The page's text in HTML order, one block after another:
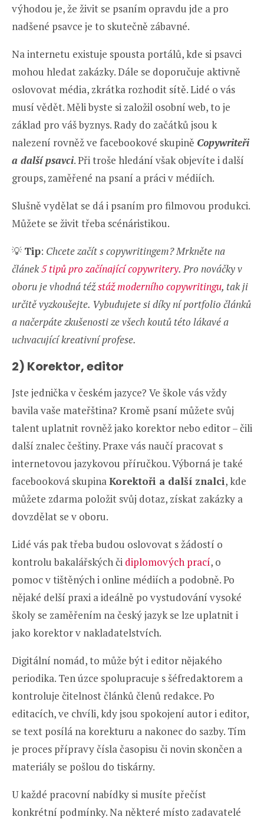
výhodou je, že živit se psaním opravdu jde a pro
nadšené psavce je to skutečně zábavné.
Na internetu existuje spousta portálů, kde si psavci
mohou hledat zakázky. Dále se doporučuje aktivně
oslovovat média, zkrátka rozhodit sítě. Lidé o vás
musí vědět. Měli byste si založil osobní web, to je
základ pro váš byznys. Rady do začátků jsou k
nalezení rovněž ve facebookové skupině Copywriteři
a další psavci. Při troše hledání však objevíte i další
groups, zaměřené na psaní a práci v médiích.
Slušně vydělat se dá i psaním pro filmovou produkci.
Můžete se živit třeba scénáristikou.
💡 Tip: Chcete začít s copywritingem? Mrkněte na
článek5 tipů pro začínající copywritery. Pro nováčky v
oboru je vhodná téžstáž moderního copywritingu, tak ji
určitě vyzkoušejte. Vybudujete si díky ní portfolio článků
a načerpáte zkušenosti ze všech koutů této lákavé a
uchvacující kreativní profese.
2) Korektor, editor
Jste jednička v českém jazyce? Ve škole vás vždy
bavila vaše mateřština? Kromě psaní můžete svůj
talent uplatnit rovněž jako korektor nebo editor – čili
další znalec češtiny. Praxe vás naučí pracovat s
internetovou jazykovou příručkou. Výborná je také
facebooková skupinaKorektoři a další znalci, kde
můžete zdarma položit svůj dotaz, získat zakázky a
dovzdělat se v oboru.
Lidé vás pak třeba budou oslovovat s žádostí o
kontrolu bakalářských či diplomových prací, o
pomoc v tištěných i online médiích a podobně. Po
nějaké delší praxi a ideálně po vystudování vysoké
školy se zaměřením na český jazyk se lze uplatnit i
jako korektor v nakladatelstvích.
Digitální nomád, to může být i editor nějakého
periodika. Ten úzce spolupracuje s šéfredaktorem a
kontroluje čitelnost článků členů redakce. Po
editacích, ve chvíli, kdy jsou spokojení autor i editor,
se text posílá na korekturu a nakonec do sazby. Tím
je proces přípravy čísla časopisu či novin skončen a
materiály se pošlou do tiskárny.
U každé pracovní nabídky si musíte přečíst
konkrétní podmínky. Na některé místo zadavatelé